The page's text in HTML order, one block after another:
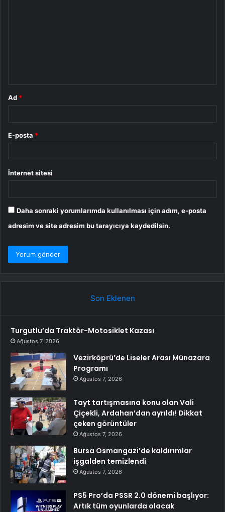
Ad *
E-posta *
İnternet sitesi
Daha sonraki yorumlarımda kullanılması için adım, e-posta
adresim ve site adresim bu tarayıcıya kaydedilsin.
Son Eklenen
Turgutlu’da Traktör-Motosiklet Kazası
Ağustos 7, 2026
Vezirköprü’de Liseler Arası Münazara
Programı
Ağustos 7, 2026
Tayt tartışmasına konu olan Vali
Çiçekli, Ardahan’dan ayrıldı! Dikkat
çeken görüntüler
Ağustos 7, 2026
Bursa Osmangazi’de kaldırımlar
işgalden temizlendi
Ağustos 7, 2026
PS5 Pro’da PSSR 2.0 dönemi başlıyor:
Artık tüm oyunlarda olacak